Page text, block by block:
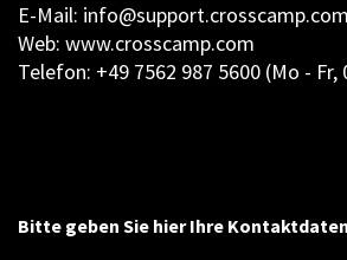
E-Mail: info@support.crosscamp.com
Web: www.crosscamp.com
Telefon: +49 7562 987 5600 (Mo - Fr,
Bitte geben Sie hier Ihre